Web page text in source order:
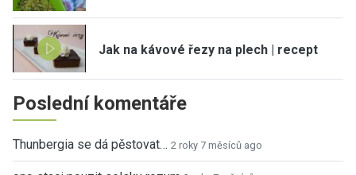
Jak na kávové řezy na plech | recept
Poslední komentáře
Thunbergia se dá pěstovat… 2 roky 7 měsíců ago